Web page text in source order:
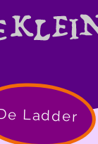
Ladder